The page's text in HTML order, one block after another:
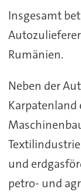
Insgesamt
Rumänien.
Neben der
Karpatenland
und
petro- und